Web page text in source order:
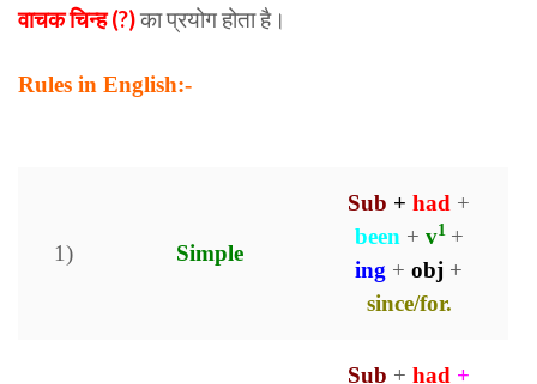
वाचक चिन्ह(?)का प्रयोग होता है।
Rules in English:-
1) Simple
Sub + had +
been + v1 +
ing + obj +
since/for.
Sub + had +